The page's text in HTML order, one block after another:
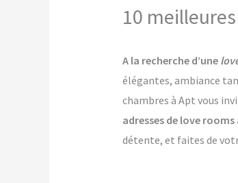
10
A la recherche d’une
élégantes, ambiance
chambres à Apt vous
adresses de love rooms
détente, et faites de